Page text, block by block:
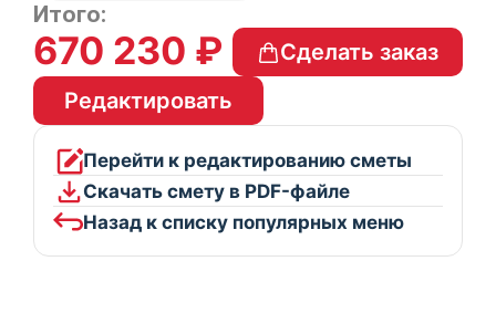
Итого:
670 230 ₽
Сделать заказ
Редактировать
Перейти к редактированию сметы
Скачать смету в PDF-файле
Назад к списку популярных меню